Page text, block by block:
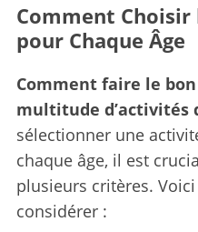
Comment Choisir
pour Chaque Âge
Comment faire le
multitude d’activités
sélectionner une
chaque âge, il est
plusieurs critères.
considérer :